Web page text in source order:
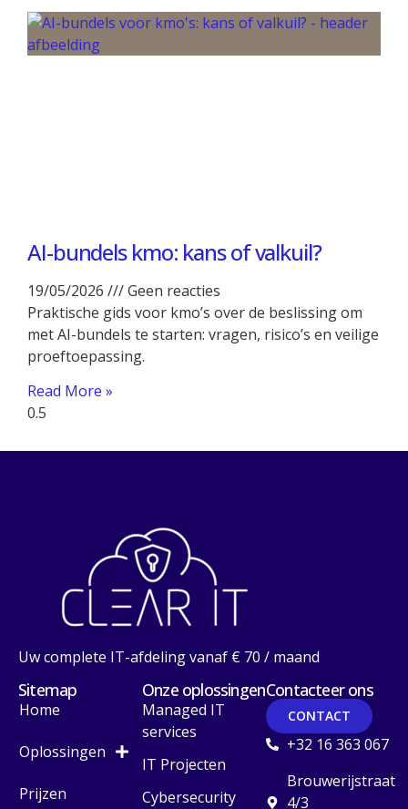
AI-bundels kmo: kans of valkuil?
19/05/2026
Geen reacties
Praktische gids voor kmo’s over de beslissing om
met AI-bundels te starten: vragen, risico’s en veilige
proeftoepassing.
Read More »
Uw complete IT-afdeling vanaf € 70 / maand
Sitemap
Home
Oplossingen
Prijzen
Onze oplossingen
Managed IT
services
IT Projecten
Cybersecurity
Contacteer ons
CONTACT
+32 16 363 067
Brouwerijstraat
4/3